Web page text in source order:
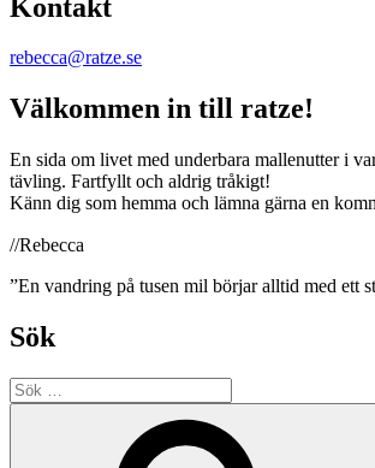
Kontakt
rebecca@ratze.se
Välkommen in till ratze!
En sida om livet med underbara mallenutter i
tävling. Fartfyllt och aldrig tråkigt!
Känn dig som hemma och lämna gärna en
//Rebecca
”En vandring på tusen mil börjar alltid med ett
Sök
Sök
efter: